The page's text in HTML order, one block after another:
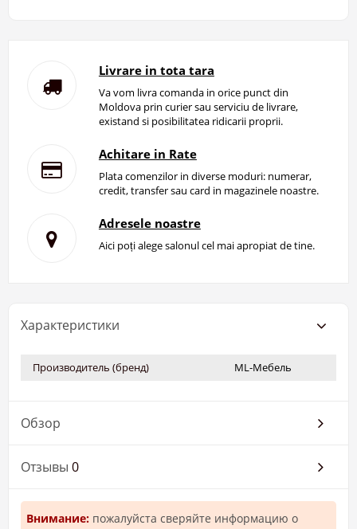
Livrare in tota tara
Va vom livra comanda in orice punct din
Moldova prin curier sau serviciu de livrare,
existand si posibilitatea ridicarii proprii.
Achitare in Rate
Plata comenzilor in diverse moduri: numerar,
credit, transfer sau card in magazinele noastre.
Adresele noastre
Aici poți alege salonul cel mai apropiat de tine.
Характеристики
Производитель (бренд) ML-Мебель
Обзор
Отзывы 0
Внимание: пожалуйста сверяйте информацию о